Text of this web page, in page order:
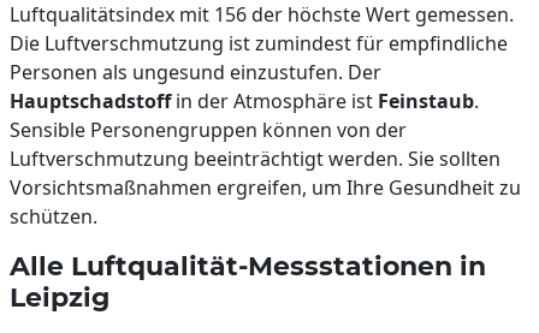
Luftqualitätsindex mit 156 der höchste Wert gemessen.
Die Luftverschmutzung ist zumindest für empfindliche
Personen als ungesund einzustufen. Der
Hauptschadstoffin der Atmosphäre ist Feinstaub.
Sensible Personengruppen können von der
Luftverschmutzung beeinträchtigt werden. Sie sollten
Vorsichtsmaßnahmen ergreifen, um Ihre Gesundheit zu
schützen.
Alle Luftqualität-Messstationen in
Leipzig